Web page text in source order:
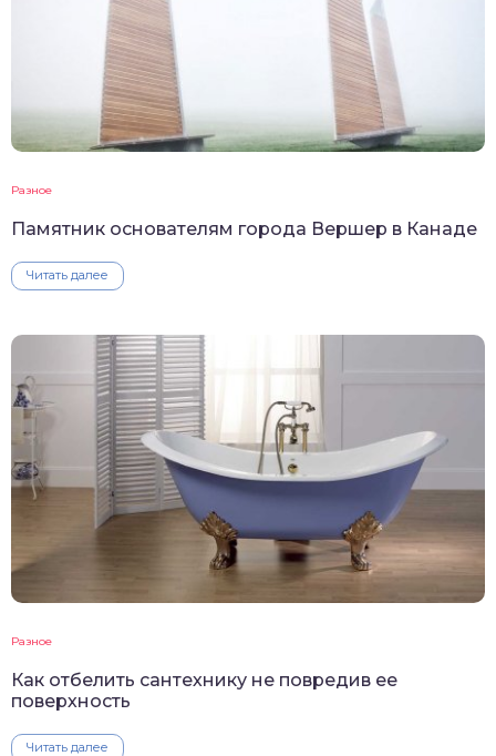
Разное
Памятник основателям города Вершер в Канаде
Читать далее
Разное
Как отбелить сантехнику не повредив ее
поверхность
Читать далее